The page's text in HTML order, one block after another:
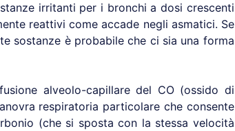
irritanti per i bronchi a dosi crescenti
reattivi come accade negli asmatici. Se
sostanze è probabile che ci sia una forma
alveolo-capillare del CO (ossido di
respiratoria particolare che consente
(che si sposta con la stessa velocità